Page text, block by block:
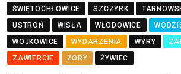
ŚWIĘTOCHŁOWICE
SZCZYRK
USTROŃ
WISŁA WŁODOWICE
WOJKOWICE
WYDARZENIA WYRY
ZAWIERCIE
ŻORY ŻYWIEC